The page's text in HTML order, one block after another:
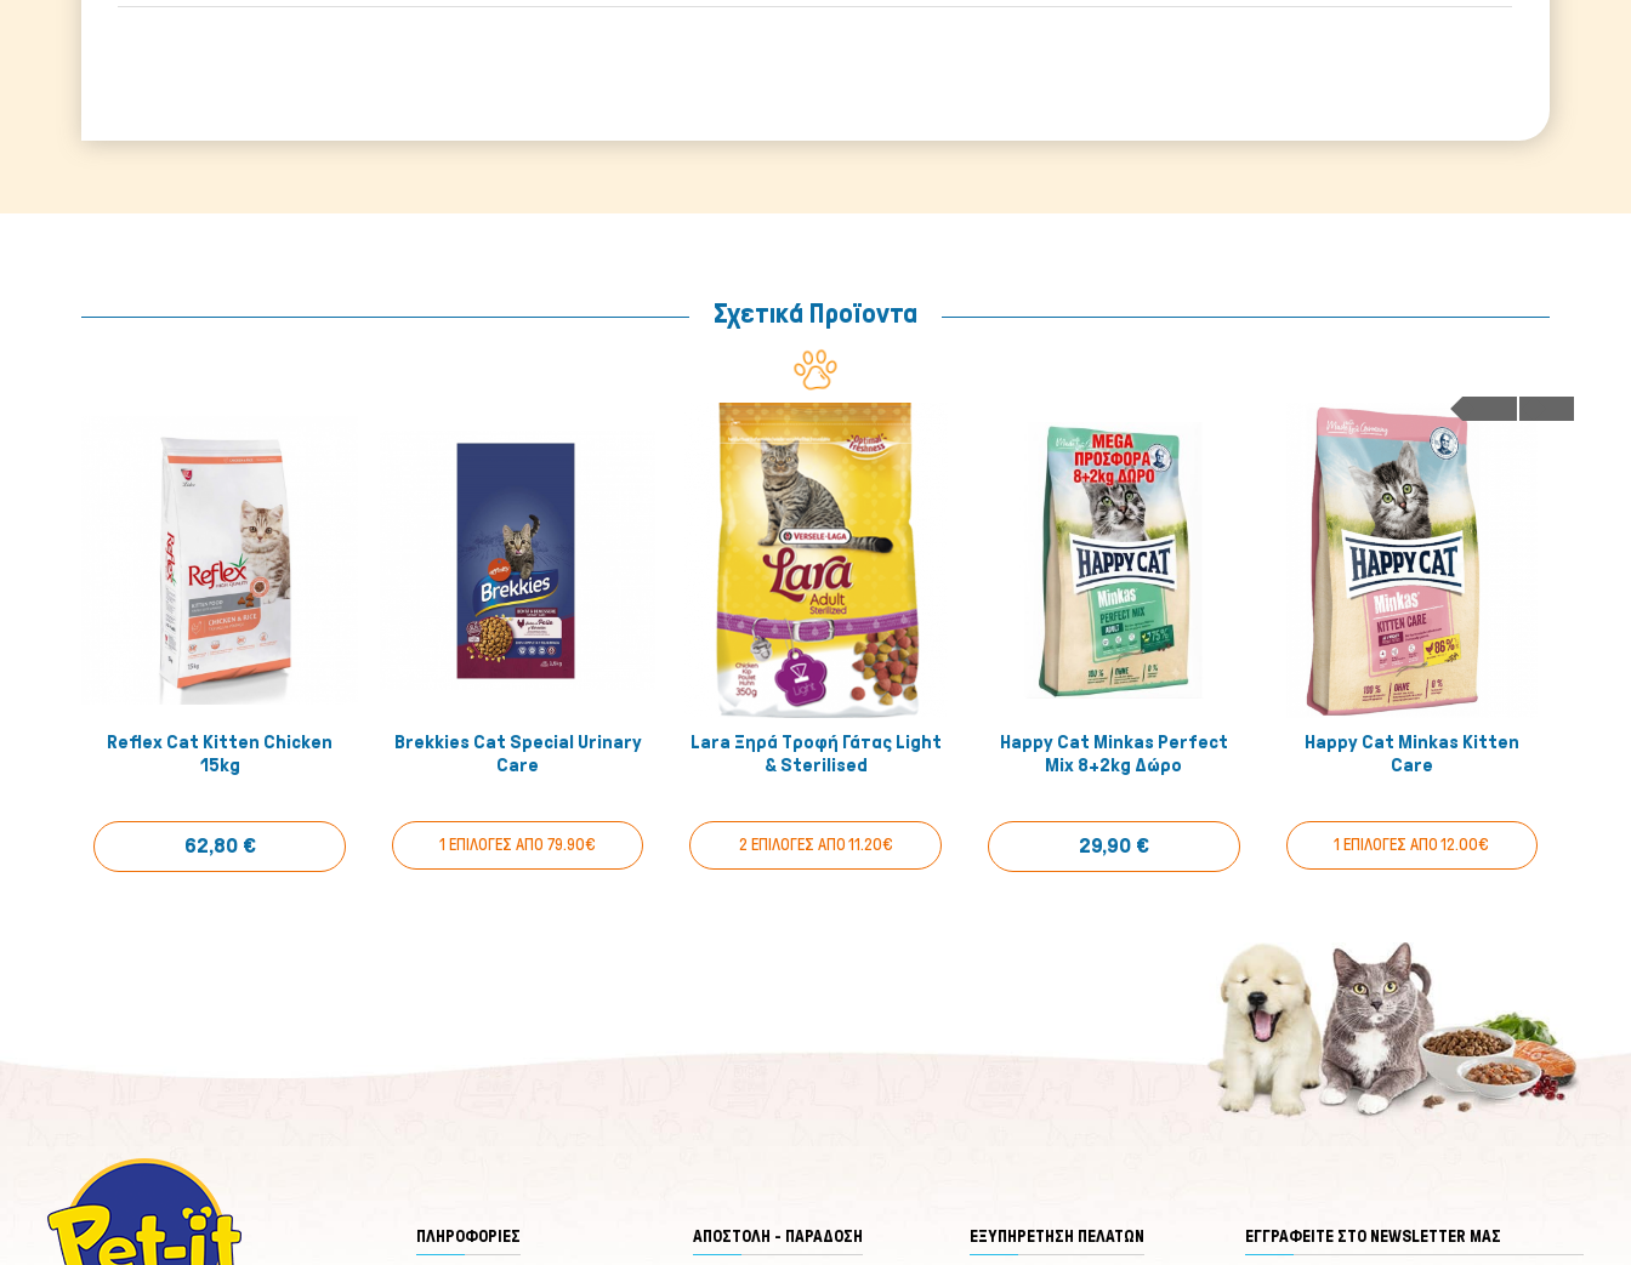
Σχετικά Προϊοντα
Αγόρασέ το!
Reflex Cat Kitten Chicken
15kg
62,80 €
Αγόρασέ το!
Brekkies Cat Special Urinary
Care
1 ΕΠΙΛΟΓΕΣ ΑΠΟ 79.90€
Αγόρασέ το!
Lara Ξηρά Τροφή Γάτας Light
& Sterilised
2 ΕΠΙΛΟΓΕΣ ΑΠΟ 11.20€
Αγόρασέ το!
Happy Cat Minkas Perfect
Mix 8+2kg Δώρο
29,90 €
Αγόρασέ το!
Happy Cat Minkas Kitten
Care
1 ΕΠΙΛΟΓΕΣ ΑΠΟ 12.00€
ΠΛΗΡΟΦΟΡΙΕΣ ΑΠΟΣΤΟΛΗ - ΠΑΡΑΔΟΣΗ ΕΞΥΠΗΡΈΤΗΣΗ ΠΕΛΑΤΏΝ ΕΓΓΡΑΦΕΊΤΕ ΣΤΟ NEWSLETTER ΜΑΣ